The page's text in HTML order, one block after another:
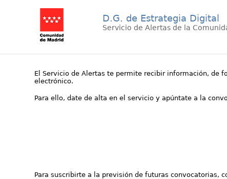
D.G. de Estrategia Digital
Servicio de Alertas de la
El Servicio de Alertas te permite recibir información, de
electrónico.
Para ello, date de alta en el servicio y apúntate a la
Para suscribirte a la previsión de futuras convocatorias,